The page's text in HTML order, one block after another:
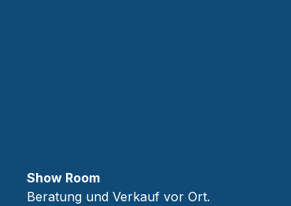
Show Room
Beratung und Verkauf vor Ort.